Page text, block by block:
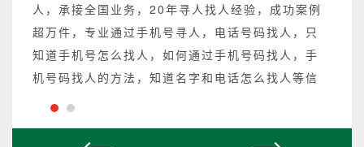
人，承接全国业务，20年寻人找人经验，成功案例
超万件，专业通过手机号寻人，电话号码找人，只
知道手机号怎么找人，如何通过手机号码找人，手
机号码找人的方法，知道名字和电话怎么找人等信
息都可以操作，不成功不收费。